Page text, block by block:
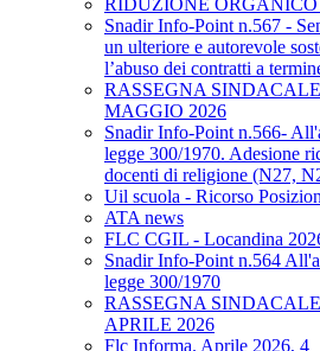
RIDUZIONE ORGANICO
Snadir Info-Point n.567 -
un ulteriore e autorevole
l’abuso dei contratti a
RASSEGNA
MAGGIO 2026
Snadir Info-Point n.566-
legge 300/1970. Adesione
docenti di religione (N27,
Uil scuola - Ricorso
ATA news
FLC CGIL - Locandina
Snadir Info-Point n.564
legge 300/1970
RASSEGNA
APRILE 2026
Flc Informa. Aprile 2026, 4